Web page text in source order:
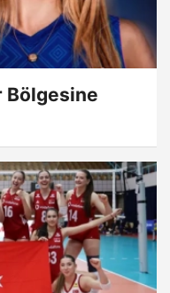
Bölgesine